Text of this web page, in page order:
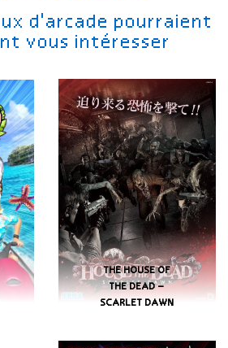
d'arcade pourraient
vous intéresser
THE HOUSE OF
THE DEAD –
SCARLET DAWN